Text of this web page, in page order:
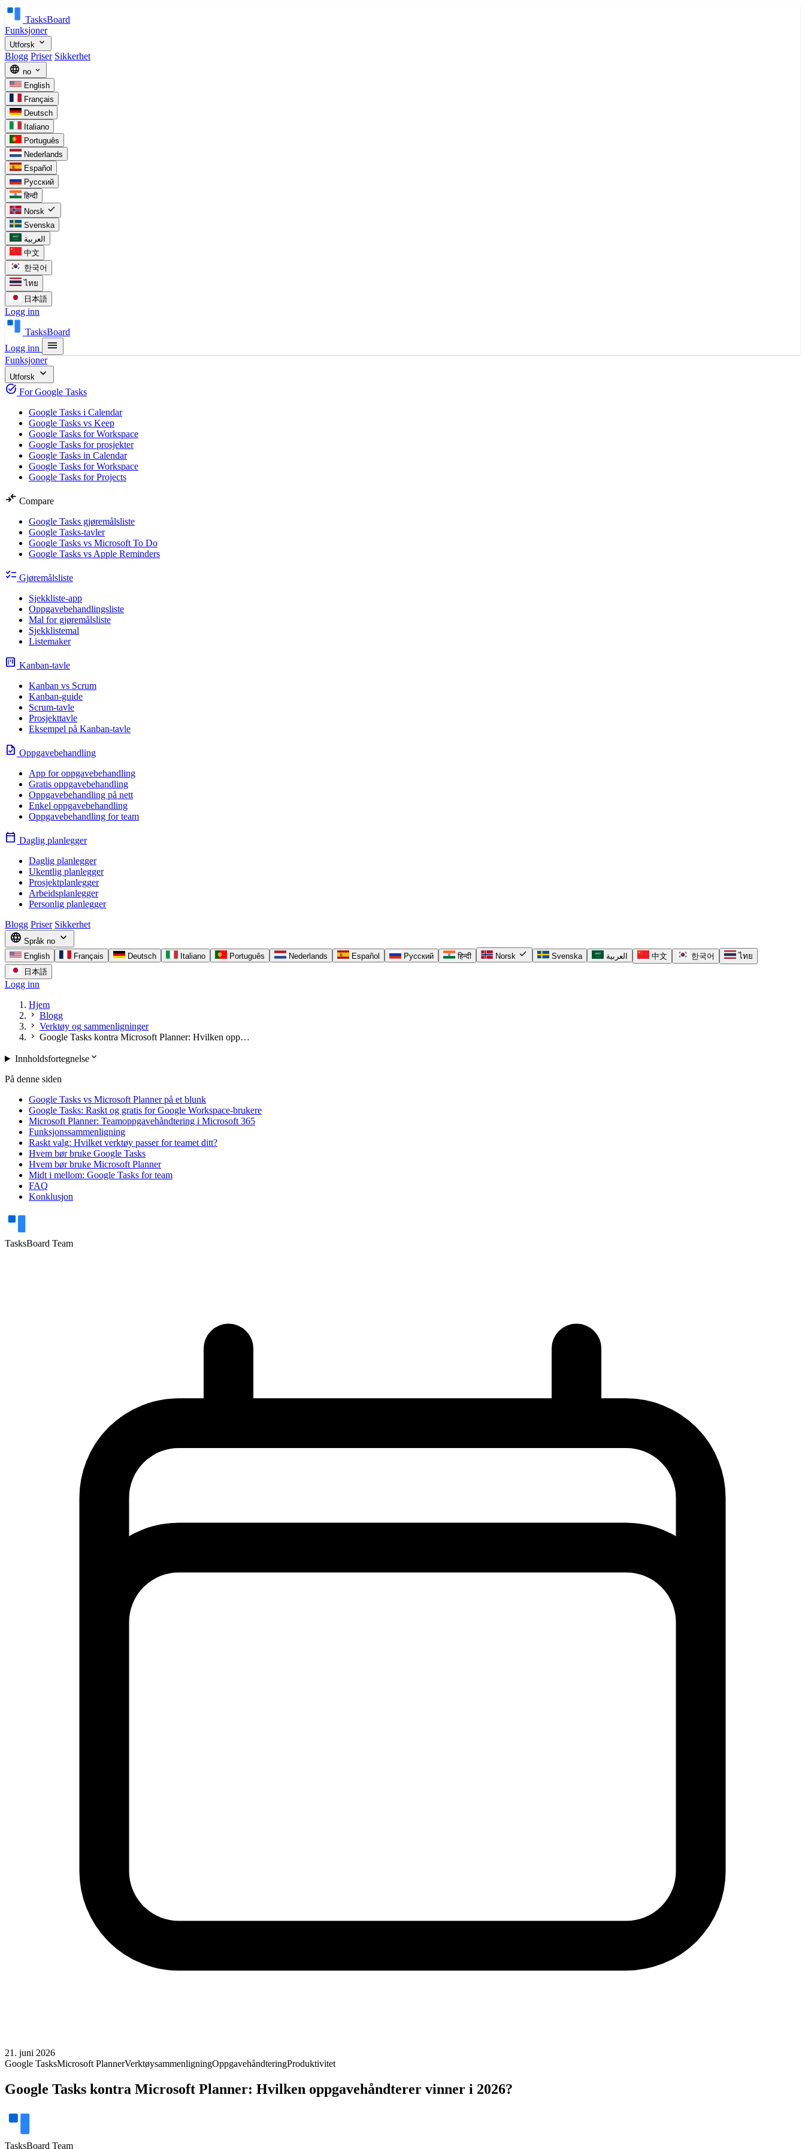
TasksBoard
Funksjoner
Utforsk expand_more
Blogg Priser Sikkerhet
language no expand_more
English
Français
Deutsch
Italiano
Português
Nederlands
Español
Русский
हिन्दी
Norsk check
Svenska
العربية
中文
한국어
ไทย
日本語
Logg inn
TasksBoard
Logg inn
menu
Funksjoner
Utforsk expand_more
task_alt For Google Tasks
Google Tasks i Calendar
Google Tasks vs Keep
Google Tasks for Workspace
Google Tasks for prosjekter
Google Tasks in Calendar
Google Tasks for Workspace
Google Tasks for Projects
compare_arrows Compare
Google Tasks gjøremålsliste
Google Tasks-tavler
Google Tasks vs Microsoft To Do
Google Tasks vs Apple Reminders
checklist Gjøremålsliste
Sjekkliste-app
Oppgavebehandlingsliste
Mal for gjøremålsliste
Sjekklistemal
Listemaker
view_kanban Kanban-tavle
Kanban vs Scrum
Kanban-guide
Scrum-tavle
Prosjekttavle
Eksempel på Kanban-tavle
task Oppgavebehandling
App for oppgavebehandling
Gratis oppgavebehandling
Oppgavebehandling på nett
Enkel oppgavebehandling
Oppgavebehandling for team
calendar_today Daglig planlegger
Daglig planlegger
Ukentlig planlegger
Prosjektplanlegger
Arbeidsplanlegger
Personlig planlegger
Blogg Priser Sikkerhet
language Språk no expand_more
English Français Deutsch Italiano Português Nederlands Español Русский हिन्दी Norsk check Svenska العربية 中文 한국어
ไทย
日本語
Logg inn
Hjem
chevron_right Blogg
chevron_right Verktøy og sammenligninger
chevron_right Google Tasks kontra Microsoft Planner: Hvilken opp…
Innholdsfortegnelseexpand_more
På denne siden
Google Tasks vs Microsoft Planner på et blunk
Google Tasks: Raskt og gratis for Google Workspace-brukere
Microsoft Planner: Teamoppgavehåndtering i Microsoft 365
Funksjonssammenligning
Raskt valg: Hvilket verktøy passer for teamet ditt?
Hvem bør bruke Google Tasks
Hvem bør bruke Microsoft Planner
Midt i mellom: Google Tasks for team
FAQ
Konklusjon
TasksBoard Team
21. juni 2026
Google TasksMicrosoft PlannerVerktøysammenligningOppgavehåndteringProduktivitet
Google Tasks kontra Microsoft Planner: Hvilken oppgavehåndterer vinner i 2026?
TasksBoard Team